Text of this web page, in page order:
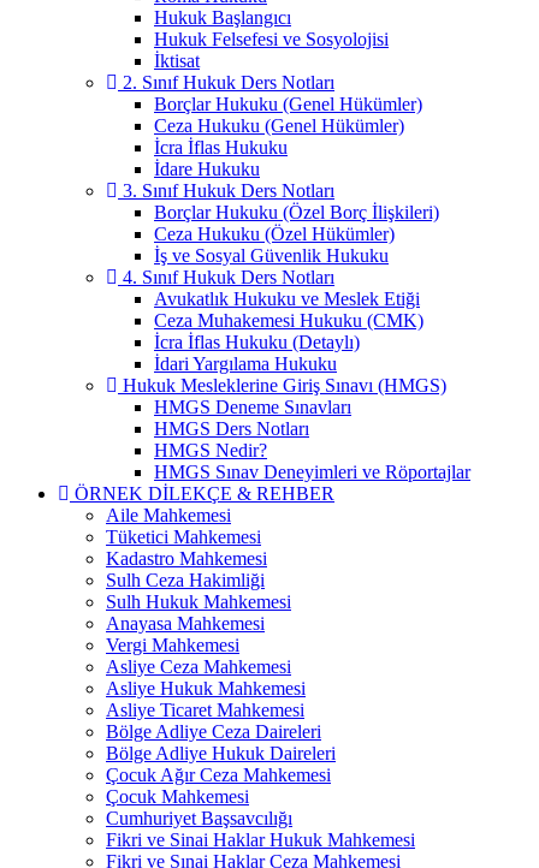
Hukuk Başlangıcı
Hukuk Felsefesi ve Sosyolojisi
İktisat
2. Sınıf Hukuk Ders Notları
Borçlar Hukuku (Genel Hükümler)
Ceza Hukuku (Genel Hükümler)
İcra İflas Hukuku
İdare Hukuku
3. Sınıf Hukuk Ders Notları
Borçlar Hukuku (Özel Borç İlişkileri)
Ceza Hukuku (Özel Hükümler)
İş ve Sosyal Güvenlik Hukuku
4. Sınıf Hukuk Ders Notları
Avukatlık Hukuku ve Meslek Etiği
Ceza Muhakemesi Hukuku (CMK)
İcra İflas Hukuku (Detaylı)
İdari Yargılama Hukuku
Hukuk Mesleklerine Giriş Sınavı (HMGS)
HMGS Deneme Sınavları
HMGS Ders Notları
HMGS Nedir?
HMGS Sınav Deneyimleri ve Röportajlar
ÖRNEK DILEKÇE & REHBER
Aile Mahkemesi
Tüketici Mahkemesi
Kadastro Mahkemesi
Sulh Ceza Hakimliği
Sulh Hukuk Mahkemesi
Anayasa Mahkemesi
Vergi Mahkemesi
Asliye Ceza Mahkemesi
Asliye Hukuk Mahkemesi
Asliye Ticaret Mahkemesi
Bölge Adliye Ceza Daireleri
Bölge Adliye Hukuk Daireleri
Çocuk Ağır Ceza Mahkemesi
Çocuk Mahkemesi
Cumhuriyet Başsavcılığı
Fikri ve Sinai Haklar Hukuk Mahkemesi
Fikri ve Sınai Haklar Ceza Mahkemesi